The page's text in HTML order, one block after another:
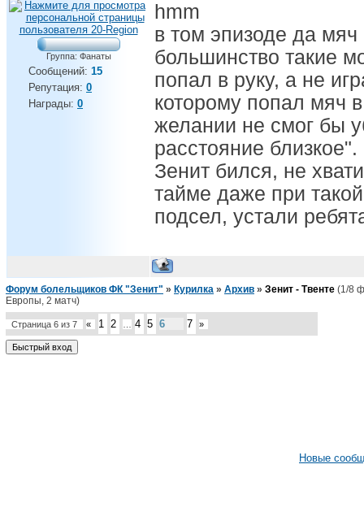
Группа: Фанаты
Сообщений: 15
Репутация: 0
Награды: 0
hmm
в том эпизоде да мяч
большинство такие
попал в руку, а не
которому попал мяч
желании не смог бы
расстояние близкое".
Зенит бился, не
тайме даже при
подсел, устали
Форум болельщиков ФК "Зенит" » Курилка » Архив » Зенит - Твенте (1/8
Европы, 2 матч)
Страница 6 из 7 « 1 2 4 5 6 7 »
Новые